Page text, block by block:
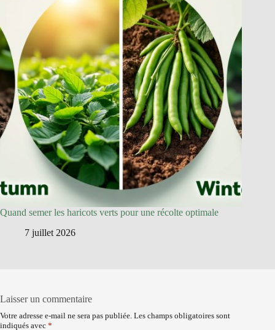
Quand semer les haricots verts pour une récolte optimale
7 juillet 2026
Laisser un commentaire
Votre adresse e-mail ne sera pas publiée. Les champs obligatoires sont
indiqués avec *